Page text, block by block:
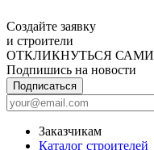
Создайте заявку
и строители
ОТКЛИКНУТЬСЯ САМИ
Подпишись на новости
Подписаться
Заказчикам
Каталог строителей